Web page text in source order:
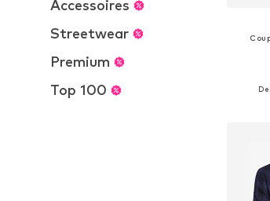
Accessoires
Streetwear
Premium
Top 100